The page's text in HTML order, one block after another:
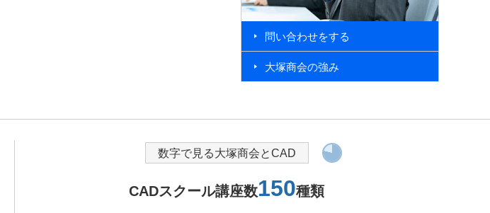
数字で見る大塚商会とCAD
CADスクール講座数150種類
問い合わせをする
大塚商会の強み